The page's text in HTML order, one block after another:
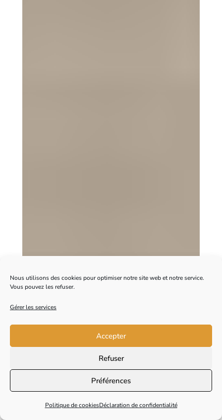
Nous utilisons des cookies pour optimiser notre site web et notre service.
Vous pouvez les refuser.
Gérer les services
Accepter
Refuser
Préférences
Politique de cookiesDéclaration de confidentialité